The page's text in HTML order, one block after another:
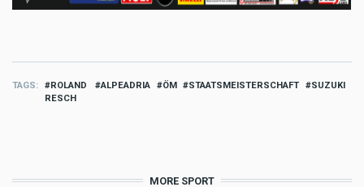
TAGS
ROLAND
RESCH
ALPEADRIA ÖM STAATSMEISTERSCHAFT SUZUKI
MORE SPORT